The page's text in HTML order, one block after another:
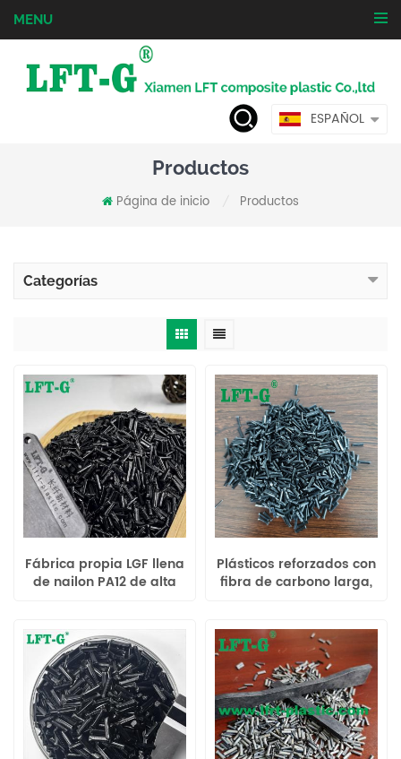
MENU
ESPAÑOL
Productos
Página de inicio Productos
Categorías
Fábrica propia LGF llena
de nailon PA12 de alta
Plásticos reforzados con
fibra de carbono larga,